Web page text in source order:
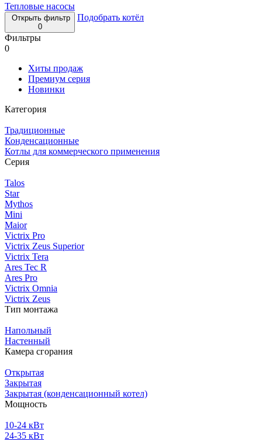
Тепловые насосы
Открыть фильтр
0
Подобрать котёл
Фильтры
0
Хиты продаж
Премиум серия
Новинки
Категория
Традиционные
Конденсационные
Котлы для коммерческого применения
Серия
Talos
Star
Mythos
Mini
Maior
Victrix Pro
Victrix Zeus Superior
Victrix Tera
Ares Tec R
Ares Pro
Victrix Omnia
Victrix Zeus
Тип монтажа
Напольный
Настенный
Камера сгорания
Открытая
Закрытая
Закрытая (конденсационный котел)
Мощность
10-24 кВт
24-35 кВт